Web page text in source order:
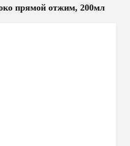
прямой отжим, 200мл